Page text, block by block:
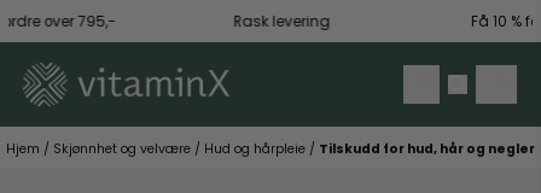
Hopp til innhold
over 795,- Rask levering Få 10 % få
Hjem / Skjønnhet og velvære / Hud og hårpleie / Tilskudd for hud, hår og negler